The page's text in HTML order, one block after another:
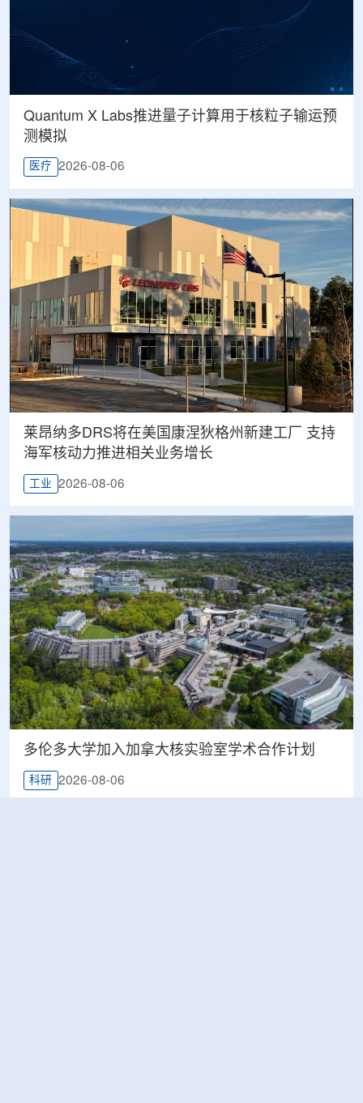
Quantum X Labs推进量子计算用于核粒子输运预
测模拟
医疗 2026-08-06
莱昂纳多DRS将在美国康涅狄格州新建工厂 支持
海军核动力推进相关业务增长
工业 2026-08-06
多伦多大学加入加拿大核实验室学术合作计划
科研 2026-08-06